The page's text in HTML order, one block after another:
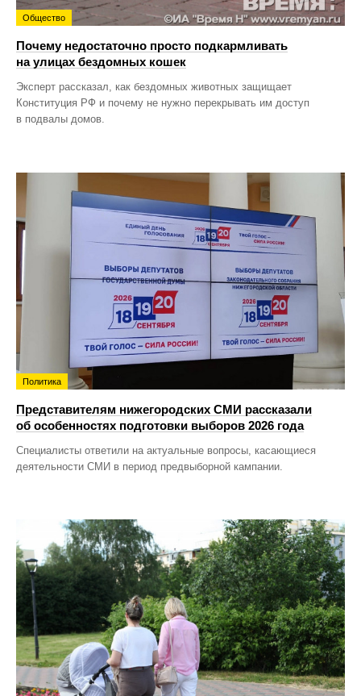
Общество
Почему недостаточно просто подкармливать
на улицах бездомных кошек
Эксперт рассказал, как бездомных животных защищает
Конституция РФ и почему не нужно перекрывать им доступ
в подвалы домов.
Политика
Представителям нижегородских СМИ рассказали
об особенностях подготовки выборов 2026 года
Специалисты ответили на актуальные вопросы, касающиеся
деятельности СМИ в период предвыборной кампании.